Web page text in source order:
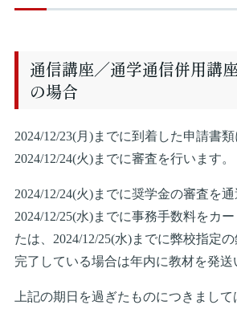
通信講座／通学通信併用講
の場合
2024/12/23(月)までに到着した申請書
2024/12/24(火)までに審査を行います。
2024/12/24(火)までに奨学金の審査を通
2024/12/25(水)までに事務手数料をカ
たは、2024/12/25(水)までに弊校指定
完了している場合は年内に教材を発送
上記の期日を過ぎたものにつきまして